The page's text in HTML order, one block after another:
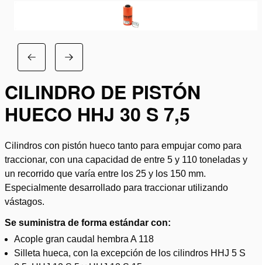
CILINDRO DE PISTÓN
HUECO HHJ 30 S 7,5
Cilindros con pistón hueco tanto para empujar como para
traccionar, con una capacidad de entre 5 y 110 toneladas y
un recorrido que varía entre los 25 y los 150 mm.
Especialmente desarrollado para traccionar utilizando
vástagos.
Se suministra de forma estándar con:
Acople gran caudal hembra A 118
Silleta hueca, con la excepción de los cilindros HHJ 5 S